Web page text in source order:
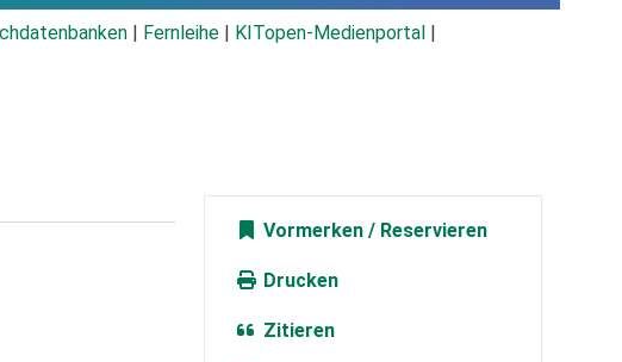
Fernleihe KITopen-Medienportal
Vormerken
Drucken
Zitieren